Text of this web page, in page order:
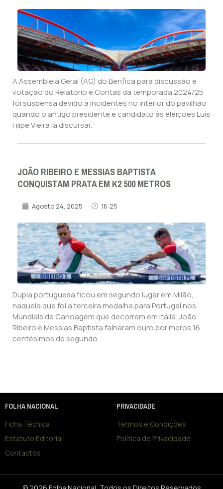
A Assembleia Geral (AG) do Benfica para discussão e
votação do Relatório e Contas da temporada 2024/25
foi suspensa devido a incidentes no interior do pavilhão
quando o antigo presidente e candidato às eleições Luís
Filipe Vieira ia discursar.
JOÃO RIBEIRO E MESSIAS BAPTISTA
CONQUISTAM PRATA EM K2 500 METROS
Agosto 24, 2025 16:25
Dupla portuguesa ficou em segundo lugar em Milão,
naquela que foi a terceira medalha para Portugal nos
Mundiais de Canoagem que decorrem em Itália. João
Ribeiro e Messias Baptista falharam ouro por meros 16
centésimos de segundo.
FOLHA NACIONAL
Ficha Técnica
Estatuto Editorial
Contactos
PRIVACIDADE
Termos e Condições
Política de Privacidade